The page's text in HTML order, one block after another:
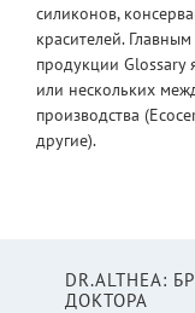
силиконов,
красителей.
продукции Glossary
или нескольких
производства
другие).
DR.ALTHEA:
ДОКТОРА